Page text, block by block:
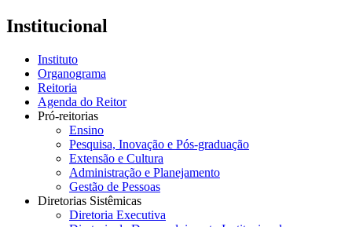
Institucional
Instituto
Organograma
Reitoria
Agenda do Reitor
Pró-reitorias
Ensino
Pesquisa, Inovação e Pós-graduação
Extensão e Cultura
Administração e Planejamento
Gestão de Pessoas
Diretorias Sistêmicas
Diretoria Executiva